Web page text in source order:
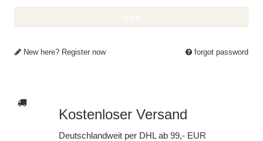
New here? Register now forgot password
Kostenloser Versand
Deutschlandweit per DHL ab 99,- EUR